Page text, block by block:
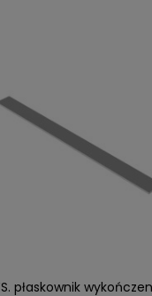
/WARIANTY/
płaskownik